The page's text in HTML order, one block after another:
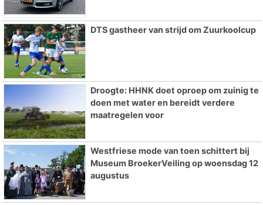
DTS gastheer van strijd om Zuurkoolcup
Droogte: HHNK doet oproep om zuinig te
doen met water en bereidt verdere
maatregelen voor
Westfriese mode van toen schittert bij
Museum BroekerVeiling op woensdag 12
augustus